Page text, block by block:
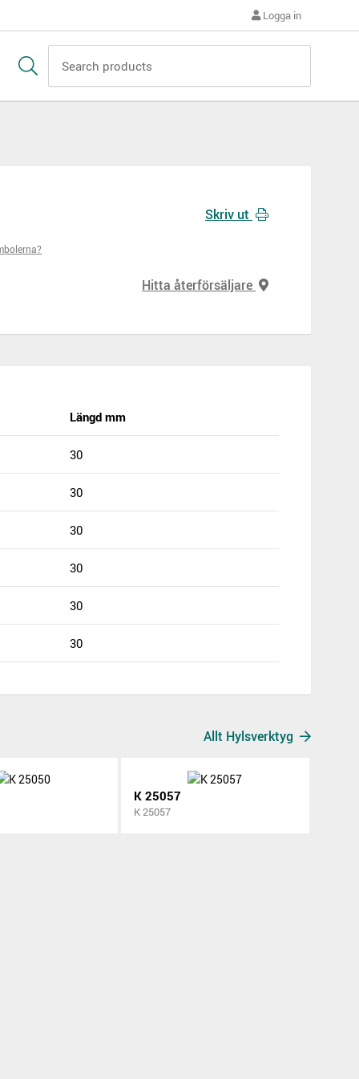
Logga in
Skriv ut
Hitta återförsäljare
Längd mm
30
30
30
30
30
30
Allt Hylsverktyg
K 25057
K 25057